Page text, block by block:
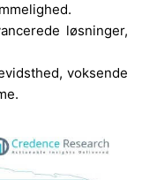
løsninger,
voksende